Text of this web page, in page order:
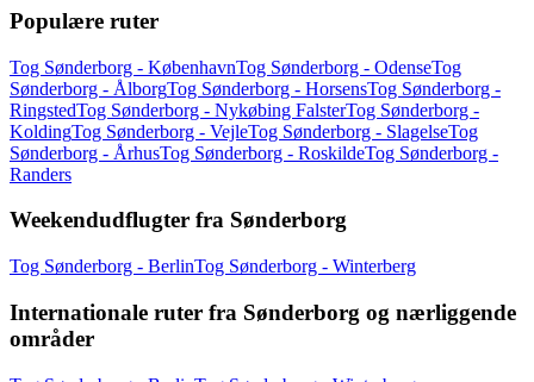
Populære ruter
Tog Sønderborg - KøbenhavnTog Sønderborg - OdenseTog
Sønderborg - ÅlborgTog Sønderborg - HorsensTog Sønderborg -
RingstedTog Sønderborg - Nykøbing FalsterTog Sønderborg -
KoldingTog Sønderborg - VejleTog Sønderborg - SlagelseTog
Sønderborg - ÅrhusTog Sønderborg - RoskildeTog Sønderborg -
Randers
Weekendudflugter fra Sønderborg
Tog Sønderborg - BerlinTog Sønderborg - Winterberg
Internationale ruter fra Sønderborg og nærliggende
områder